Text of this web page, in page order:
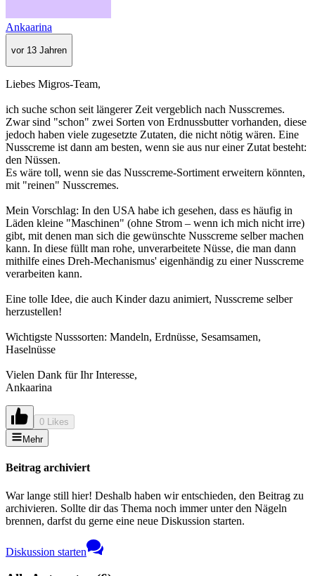
Ankaarina
vor 13 Jahren
Liebes Migros-Team,
ich suche schon seit längerer Zeit vergeblich nach Nusscremes.
Zwar sind "schon" zwei Sorten von Erdnussbutter vorhanden, diese
jedoch haben viele zugesetzte Zutaten, die nicht nötig wären. Eine
Nusscreme ist dann am besten, wenn sie aus nur einer Zutat besteht:
den Nüssen.
Es wäre toll, wenn sie das Nusscreme-Sortiment erweitern könnten,
mit "reinen" Nusscremes.
Mein Vorschlag: In den USA habe ich gesehen, dass es häufig in
Läden kleine "Maschinen" (ohne Strom – wenn ich mich nicht irre)
gibt, mit denen man sich die gewünschte Nusscreme selber machen
kann. In diese füllt man rohe, unverarbeitete Nüsse, die man dann
mithilfe eines Dreh-Mechanismus' eigenhändig zu einer Nusscreme
verarbeiten kann.
Eine tolle Idee, die auch Kinder dazu animiert, Nusscreme selber
herzustellen!
Wichtigste Nusssorten: Mandeln, Erdnüsse, Sesamsamen,
Haselnüsse
Vielen Dank für Ihr Interesse,
Ankaarina
0 Likes
Mehr
Beitrag archiviert
War lange still hier! Deshalb haben wir entschieden, den Beitrag zu
archivieren. Sollte dir das Thema noch immer unter den Nägeln
brennen, darfst du gerne eine neue Diskussion starten.
Diskussion starten